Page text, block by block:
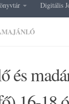
Digitális
és